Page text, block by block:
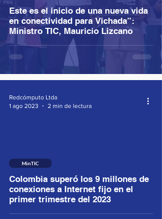
Este es el inicio de una nueva vida
en conectividad para Vichada”:
Ministro TIC, Mauricio Lizcano
Colombia superó los 9 millones de
conexiones a Internet fijo en el
primer trimestre del 2023
MinTIC
Redcómputo Ltda
1 ago 2023
2 min de lectura